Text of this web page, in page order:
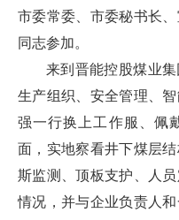
市委常委、市委秘书长
同志参加。
来到晋能控股煤业
生产组织、安全管理、
强一行换上工作服、佩
面，实地察看井下煤层
斯监测、顶板支护、人
情况，并与企业负责人